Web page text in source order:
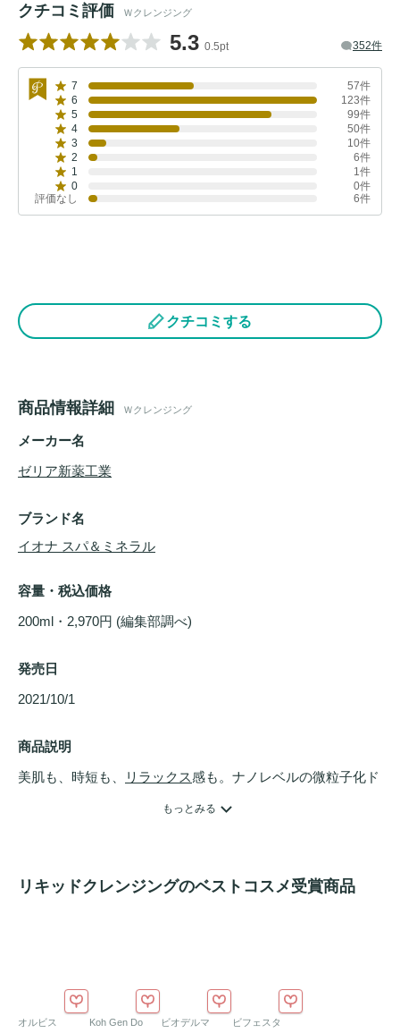
クチコミ評価 Ｗクレンジング
5.3 0.5pt 352件
7
57件
6
123件
5
99件
4
50件
3
10件
2
6件
1
1件
0
0件
評価なし
6件
クチコミする
商品情報詳細 Ｗクレンジング
メーカー名
ゼリア新薬工業
ブランド名
イオナ スパ＆ミネラル
容量・税込価格
200ml・2,970円 (編集部調べ)
発売日
2021/10/1
商品説明
美肌も、時短も、
リラックス感も。ナノレベルの微粒子化ド
ジングが心やすらぐひとときに。ぬれた手OK、マツエク
もっとみる
リキッドクレンジングのベストコスメ受賞商品
オルビス Koh Gen Do ビオデルマ ビフェスタ